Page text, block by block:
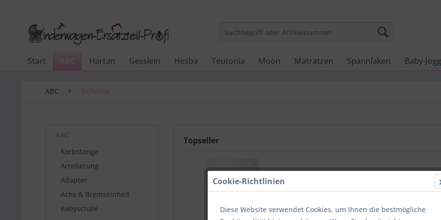
Start Hartan Gesslein Hesba Teutonia Moon Matratzen Spannlaken Baby-
ABC Reflektor
ABC
Korbstange
Arretierung
Adapter
Achs & Bremseinheit
Babyschale
Topseller
Cookie-Richtlinien
Diese Website verwendet Cookies, um Ihnen die bestmögliche